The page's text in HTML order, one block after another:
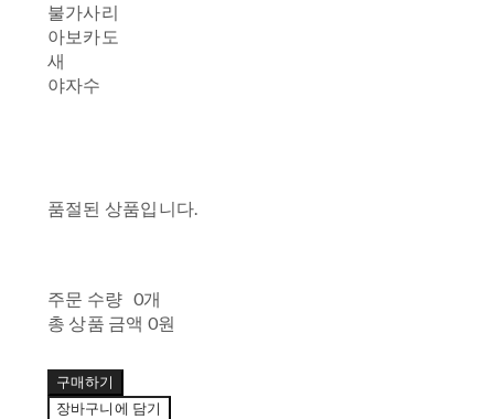
불가사리
아보카도
새
야자수
품절된 상품입니다.
주문 수량 0개
총 상품 금액 0원
구매하기
장바구니에 담기